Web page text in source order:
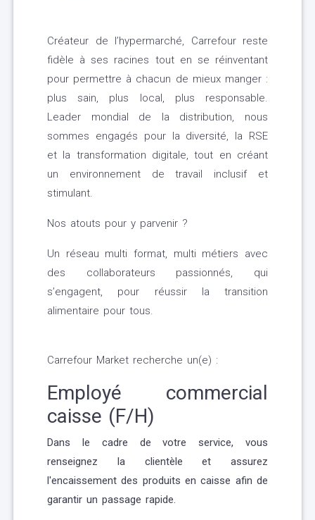
Créateur de l’hypermarché, Carrefour reste
fidèle à ses racines tout en se réinventant
pour permettre à chacun de mieux manger :
plus sain, plus local, plus responsable.
Leader mondial de la distribution, nous
sommes engagés pour la diversité, la RSE
et la transformation digitale, tout en créant
un environnement de travail inclusif et
stimulant.
Nos atouts pour y parvenir ?
Un réseau multi format, multi métiers avec
des collaborateurs passionnés, qui
s’engagent, pour réussir la transition
alimentaire pour tous.
Carrefour Market recherche un(e) :
Employé commercial
caisse (F/H)
Dans le cadre de votre service, vous
renseignez la clientèle et assurez
l'encaissement des produits en caisse afin de
garantir un passage rapide.